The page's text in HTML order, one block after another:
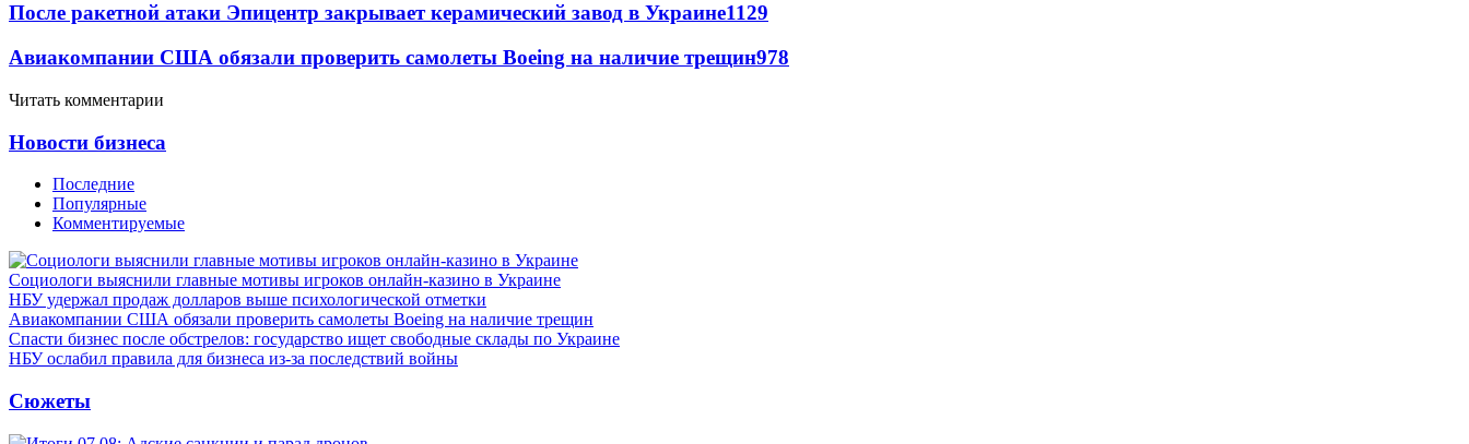
После ракетной атаки Эпицентр закрывает керамический завод в Украине1129
Авиакомпании США обязали проверить самолеты Boeing на наличие трещин978
Читать комментарии
Новости бизнеса
Последние
Популярные
Комментируемые
Социологи выяснили главные мотивы игроков онлайн-казино в Украине
НБУ удержал продаж долларов выше психологической отметки
Авиакомпании США обязали проверить самолеты Boeing на наличие трещин
Спасти бизнес после обстрелов: государство ищет свободные склады по Украине
НБУ ослабил правила для бизнеса из-за последствий войны
Сюжеты